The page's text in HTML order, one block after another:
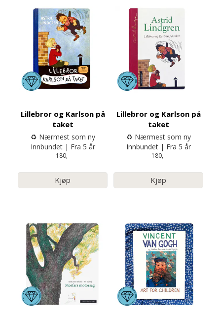
Lillebror og Karlson på
taket
♻️ Nærmest som ny
Innbundet | Fra 5 år
180,-
Kjøp
Lillebror og Karlson på
taket
♻️ Nærmest som ny
Innbundet | Fra 5 år
180,-
Kjøp